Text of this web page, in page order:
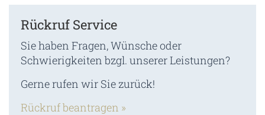
Rückruf Service
Sie haben Fragen, Wünsche oder
Schwierigkeiten bzgl. unserer Leistungen?
Gerne rufen wir Sie zurück!
Rückruf beantragen »